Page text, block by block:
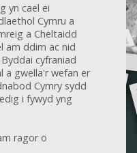
yn cael ei
Cymru a
a Cheltaidd
am ddim ac nid
cyfraniad
a gwella'r wefan er
Cymry sydd
i fywyd yng
ragor o